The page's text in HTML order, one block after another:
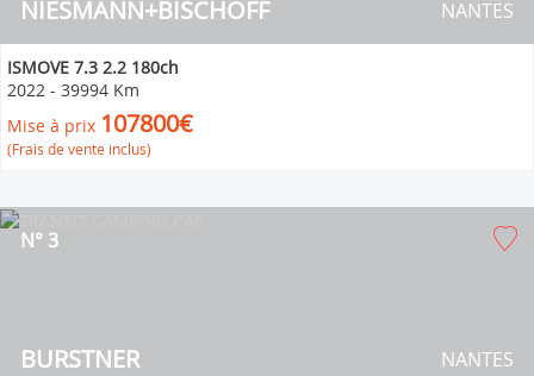
NIESMANN+BISCHOFF NANTES
ISMOVE 7.3 2.2 180ch
2022 - 39994 Km
Mise à prix 107800€
(Frais de vente inclus)
BURSTNER
N° 3
NANTES